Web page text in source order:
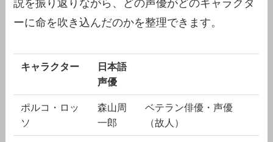
説を振り返りながら、どの声優がどのキャラクタ
ーに命を吹き込んだのかを整理できます。
キャラクター
日本語
声優
ポルコ・ロッ
ソ
森山周
一郎
ベテラン俳優・声優
（故人）